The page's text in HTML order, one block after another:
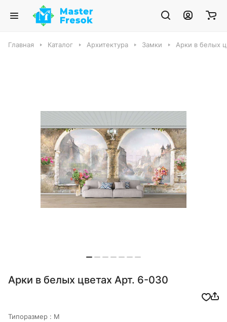
Главная Каталог Архитектура Замки Арки в белых
Арки в белых цветах Арт. 6-030
Типоразмер : M